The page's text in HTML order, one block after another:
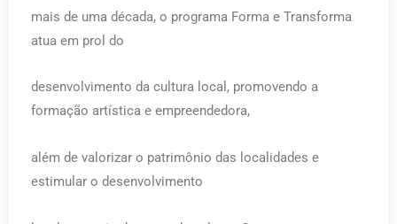
mais de uma década, o programa Forma e Transforma
atua em prol do
desenvolvimento da cultura local, promovendo a
formação artística e empreendedora,
além de valorizar o patrimônio das localidades e
estimular o desenvolvimento